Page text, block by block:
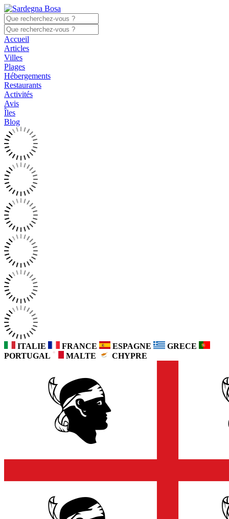
Accueil
Articles
Villes
Plages
Hébergements
Restaurants
Activités
Avis
Îles
Blog
ITALIE FRANCE ESPAGNE
GRECE
PORTUGAL
MALTE CHYPRE